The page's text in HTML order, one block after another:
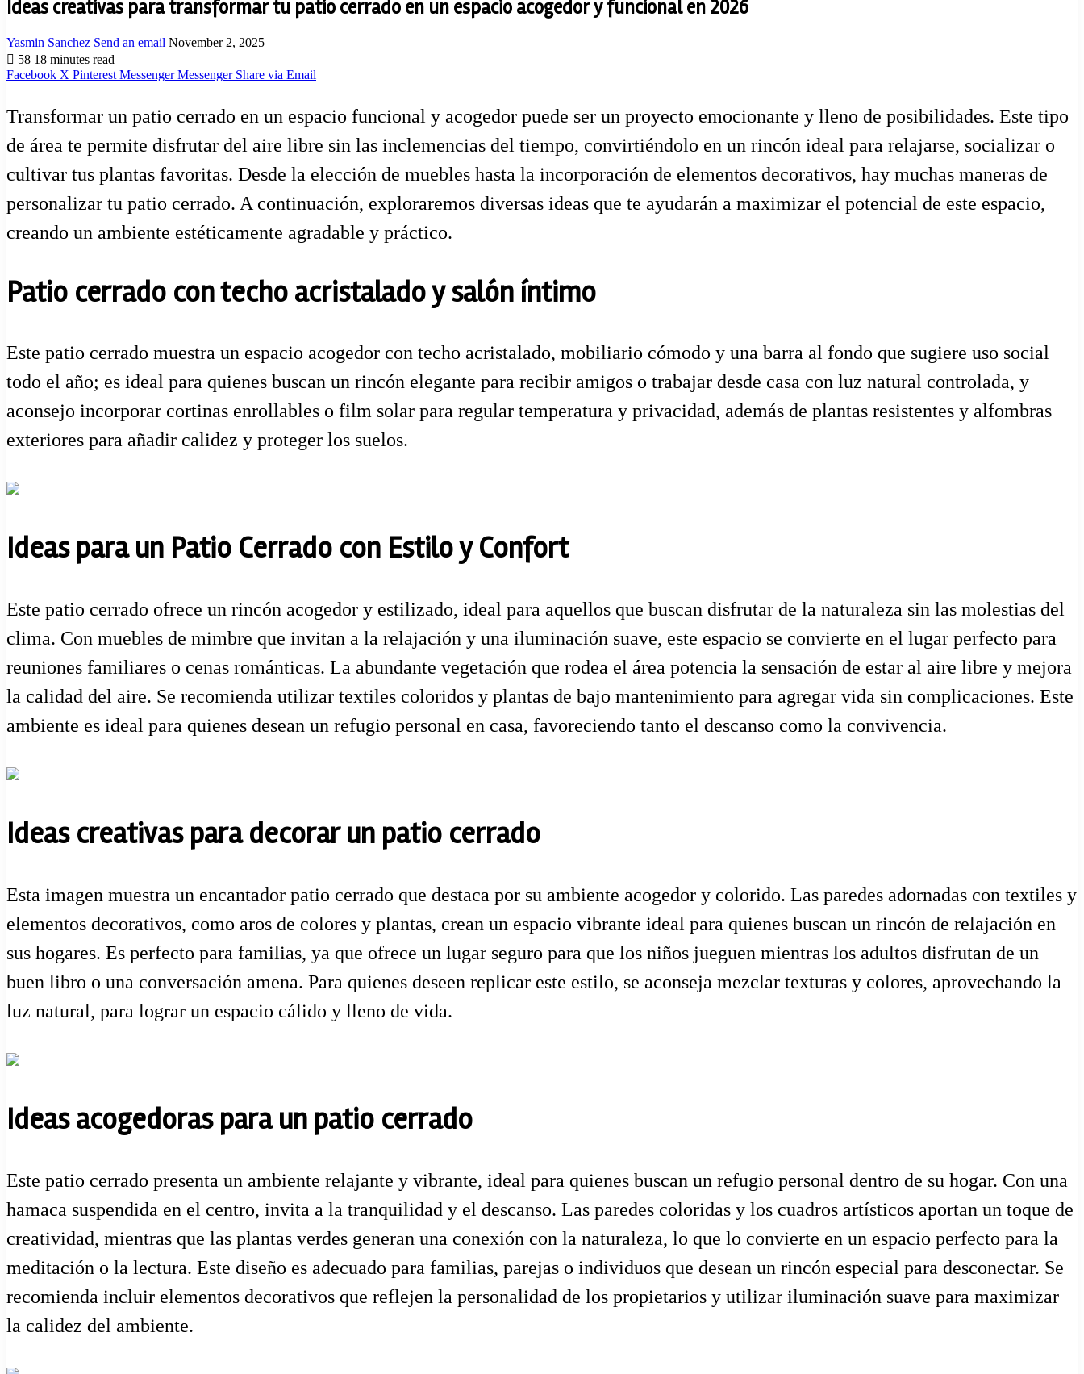
Ideas creativas para transformar tu patio cerrado en un espacio acogedor y funcional en 2026
Yasmin Sanchez Send an email November 2, 2025
58 18 minutes read
Facebook X Pinterest Messenger Messenger Share via Email
Transformar un patio cerrado en un espacio funcional y acogedor puede ser un proyecto emocionante y lleno de posibilidades. Este tipo
de área te permite disfrutar del aire libre sin las inclemencias del tiempo, convirtiéndolo en un rincón ideal para relajarse, socializar o
cultivar tus plantas favoritas. Desde la elección de muebles hasta la incorporación de elementos decorativos, hay muchas maneras de
personalizar tu patio cerrado. A continuación, exploraremos diversas ideas que te ayudarán a maximizar el potencial de este espacio,
creando un ambiente estéticamente agradable y práctico.
Patio cerrado con techo acristalado y salón íntimo
Este patio cerrado muestra un espacio acogedor con techo acristalado, mobiliario cómodo y una barra al fondo que sugiere uso social
todo el año; es ideal para quienes buscan un rincón elegante para recibir amigos o trabajar desde casa con luz natural controlada, y
aconsejo incorporar cortinas enrollables o film solar para regular temperatura y privacidad, además de plantas resistentes y alfombras
exteriores para añadir calidez y proteger los suelos.
Ideas para un Patio Cerrado con Estilo y Confort
Este patio cerrado ofrece un rincón acogedor y estilizado, ideal para aquellos que buscan disfrutar de la naturaleza sin las molestias del
clima. Con muebles de mimbre que invitan a la relajación y una iluminación suave, este espacio se convierte en el lugar perfecto para
reuniones familiares o cenas románticas. La abundante vegetación que rodea el área potencia la sensación de estar al aire libre y mejora
la calidad del aire. Se recomienda utilizar textiles coloridos y plantas de bajo mantenimiento para agregar vida sin complicaciones. Este
ambiente es ideal para quienes desean un refugio personal en casa, favoreciendo tanto el descanso como la convivencia.
Ideas creativas para decorar un patio cerrado
Esta imagen muestra un encantador patio cerrado que destaca por su ambiente acogedor y colorido. Las paredes adornadas con textiles y
elementos decorativos, como aros de colores y plantas, crean un espacio vibrante ideal para quienes buscan un rincón de relajación en
sus hogares. Es perfecto para familias, ya que ofrece un lugar seguro para que los niños jueguen mientras los adultos disfrutan de un
buen libro o una conversación amena. Para quienes deseen replicar este estilo, se aconseja mezclar texturas y colores, aprovechando la
luz natural, para lograr un espacio cálido y lleno de vida.
Ideas acogedoras para un patio cerrado
Este patio cerrado presenta un ambiente relajante y vibrante, ideal para quienes buscan un refugio personal dentro de su hogar. Con una
hamaca suspendida en el centro, invita a la tranquilidad y el descanso. Las paredes coloridas y los cuadros artísticos aportan un toque de
creatividad, mientras que las plantas verdes generan una conexión con la naturaleza, lo que lo convierte en un espacio perfecto para la
meditación o la lectura. Este diseño es adecuado para familias, parejas o individuos que desean un rincón especial para desconectar. Se
recomienda incluir elementos decorativos que reflejen la personalidad de los propietarios y utilizar iluminación suave para maximizar
la calidez del ambiente.